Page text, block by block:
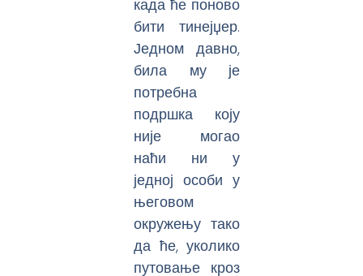
када ће поново
бити тинејџер.
Једном давно,
била му је
потребна
подршка коју
није могао
наћи ни у
једној особи у
његовом
окружењу тако
да ће, уколико
путовање кроз